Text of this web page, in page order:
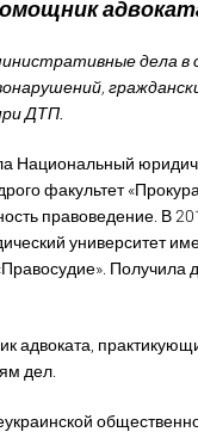
дела в
ДТП
Национальный
факультет
правоведение. В
университет
Получила
адвоката,
дел.